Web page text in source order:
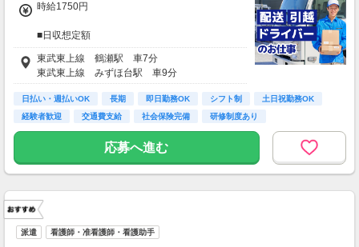
時給1750円
■日収想定額
14,000円～16,100円
■月収想定額
294,000円～356,000円
※日収額・月収額の最大値は残業・割増等を含
※交通費は別途実費分支給！（規定あり）
※上記月収額は月間21日～22日出勤した場合の
■その他補足
※上記金額の上限値は日々1時間、時間外勤務
をした場合の見込み額となります。
東武東上線 鶴瀬駅 車7分
東武東上線 みずほ台駅 車9分
日払い・週払いOK 長期 即日勤務OK シフト制
土日祝勤務OK
経験者歓迎
交通費支給 社会保険完備 研修制度あり
応募へ進む
派遣 看護師・准看護師・看護助手